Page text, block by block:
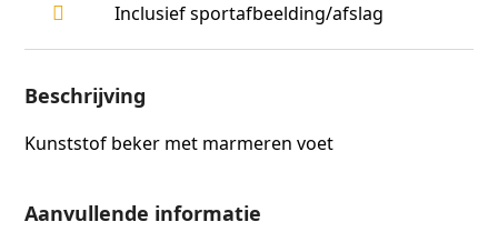
Inclusief sportafbeelding/afslag
Beschrijving
Kunststof beker met marmeren voet
Aanvullende informatie